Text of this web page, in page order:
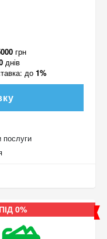
грн
днів
до 1%
послуги
0%